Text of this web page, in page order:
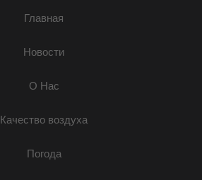
Главная
Новости
О Нас
Качество воздуха
Погода